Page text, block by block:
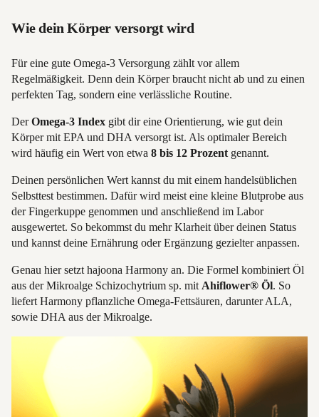
Wie dein Körper versorgt wird
Für eine gute Omega-3 Versorgung zählt vor allem
Regelmäßigkeit. Denn dein Körper braucht nicht ab und zu einen
perfekten Tag, sondern eine verlässliche Routine.
DerOmega-3 Index gibt dir eine Orientierung, wie gut dein
Körper mit EPA und DHA versorgt ist. Als optimaler Bereich
wird häufig ein Wert von etwa 8 bis 12 Prozent genannt.
Deinen persönlichen Wert kannst du mit einem handelsüblichen
Selbsttest bestimmen. Dafür wird meist eine kleine Blutprobe aus
der Fingerkuppe genommen und anschließend im Labor
ausgewertet. So bekommst du mehr Klarheit über deinen Status
und kannst deine Ernährung oder Ergänzung gezielter anpassen.
Genau hier setzt hajoona Harmony an. Die Formel kombiniert Öl
aus der Mikroalge Schizochytrium sp. mit Ahiflower® Öl. So
liefert Harmony pflanzliche Omega-Fettsäuren, darunter ALA,
sowie DHA aus der Mikroalge.